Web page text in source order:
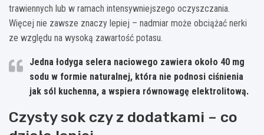
trawiennych lub w ramach intensywniejszego oczyszczania.
Więcej nie zawsze znaczy lepiej – nadmiar może obciążać nerki
ze względu na wysoką zawartość potasu.
Jedna łodyga selera naciowego zawiera około 40 mg
sodu w formie naturalnej, która nie podnosi ciśnienia
jak sól kuchenna, a wspiera równowagę elektrolitową.
Czysty sok czy z dodatkami – co